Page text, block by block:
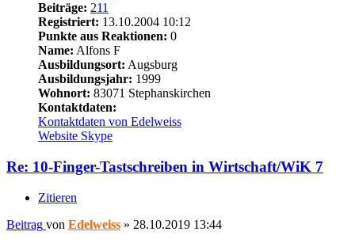
Beiträge: 211
Registriert: 13.10.2004 10:12
Punkte aus Reaktionen: 0
Name: Alfons F
Ausbildungsort: Augsburg
Ausbildungsjahr: 1999
Wohnort: 83071 Stephanskirchen
Kontaktdaten:
Kontaktdaten von Edelweiss
Website Skype
Re: 10-Finger-Tastschreiben in Wirtschaft/WiK 7
Zitieren
Beitrag von Edelweiss » 28.10.2019 13:44